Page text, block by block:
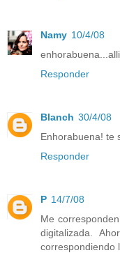
Namy 10/4/08
Responder
Blanch 30/4/08
Enhorabuena! te
Responder
P 14/7/08
Me
digitalizada.
correspondiendo